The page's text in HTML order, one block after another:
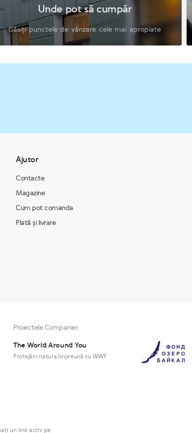
Unde pot să cumpăr
Găsiți punctele de vânzare cele mai apropiate
Ajutor
Contacte
Magazine
Cum pot comanda
Plată și livrare
Proiectele Companiei:
The World Around You
Protejăm natura împreună cu WWF
un link activ pe